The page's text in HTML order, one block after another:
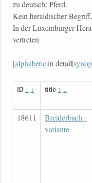
zu deutsch: Pferd.
Kein heraldischer
In der Luxemburger
vertreten:
[alphabetic|in detail|
ID ↑ ↓ title ↑ ↓
18611
Breiderbach -
variante